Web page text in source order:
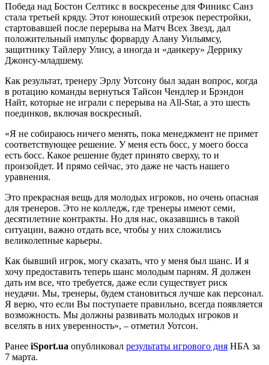
Победа над Бостон Селтикс в воскресенье для Финикс Санз
стала третьей кряду. Этот юношеский отрезок перестройки,
стартовавшей после перерыва на Матч Всех Звезд, дал
положительный импульс форварду Алану Уильямсу,
защитнику Тайлеру Улису, а иногда и «данкеру» Деррику
Джонсу-младшему.
Как результат, тренеру Эрлу Уотсону был задан вопрос, когда
в ротацию команды вернуться Тайсон Чендлер и Брэндон
Найт, которые не играли с перерыва на All-Star, а это шесть
поединков, включая воскресный.
«Я не собираюсь ничего менять, пока менеджмент не примет
соответствующее решение. У меня есть босс, у моего босса
есть босс. Какое решение будет принято сверху, то и
произойдет. И прямо сейчас, это даже не часть нашего
уравнения.
Это прекрасная вещь для молодых игроков, но очень опасная
для тренеров. Это не колледж, где тренеры имеют семи,
десятилетние контракты. Но для нас, оказавшись в такой
ситуации, важно отдать все, чтобы у них сложились
великолепные карьеры.
Как бывший игрок, могу сказать, что у меня был шанс. И я
хочу предоставить теперь шанс молодым парням. Я должен
дать им все, что требуется, даже если существует риск
неудачи. Мы, тренеры, будем становиться лучше как персонал.
Я верю, что если Вы поступаете правильно, всегда появляется
возможность. Мы должны развивать молодых игроков и
вселять в них уверенность», – отметил Уотсон.
Ранее iSport.ua опубликовал результаты игрового дня НБА за
7 марта.